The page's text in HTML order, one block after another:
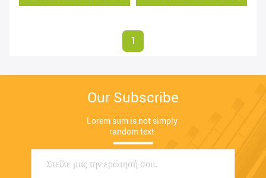
1
Our Subscribe
Lorem sum is not simply
random text.